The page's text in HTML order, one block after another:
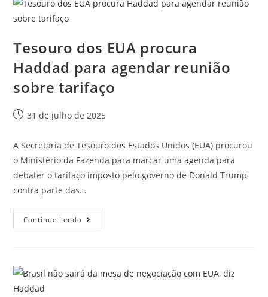
Tesouro dos EUA procura
Haddad para agendar reunião
sobre tarifaço
31 de julho de 2025
A Secretaria de Tesouro dos Estados Unidos (EUA) procurou
o Ministério da Fazenda para marcar uma agenda para
debater o tarifaço imposto pelo governo de Donald Trump
contra parte das…
Continue Lendo